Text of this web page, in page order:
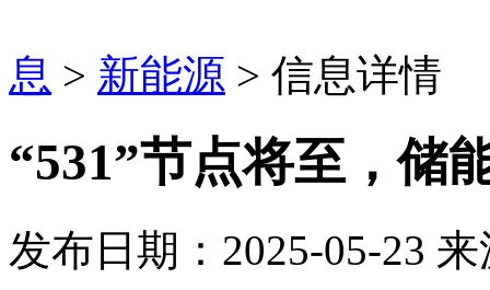
息 > 新能源 > 信息详情
“531”节点将至，储
发布日期：2025-05-23 来